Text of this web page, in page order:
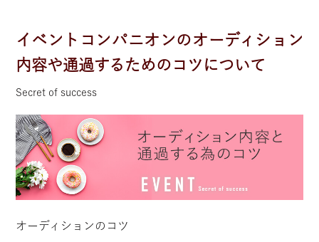
イベントコンパニオンのオーディション
内容や通過するためのコツについて
Secret of success
オーディションのコツ